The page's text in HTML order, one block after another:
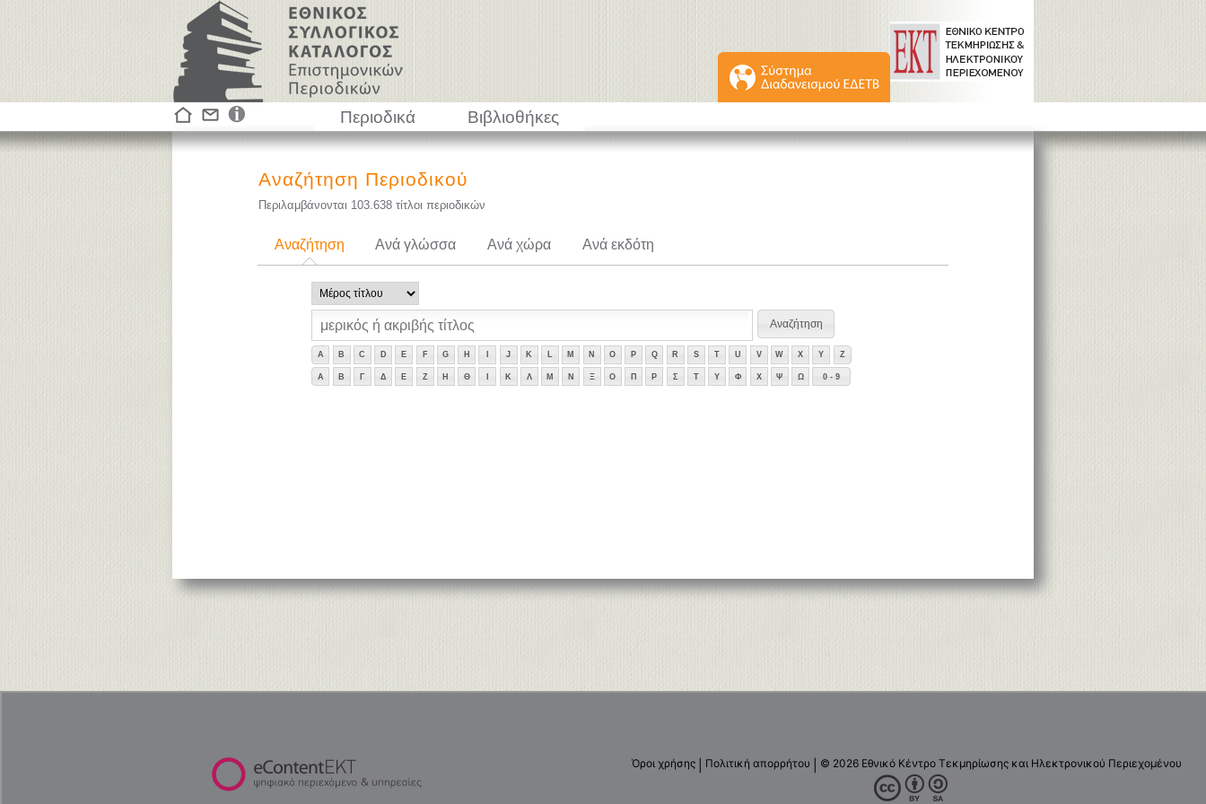
Περιοδικά Βιβλιοθήκες
Αναζήτηση Περιοδικού
Περιλαμβάνονται 103.638 τίτλοι περιοδικών
Αναζήτηση Ανά γλώσσα Ανά χώρα Ανά εκδότη
A B C D E F G H J K L M N O P Q R S T U V W X Y Z
Α Β Γ Δ Ε Ζ Η Θ Κ Λ Μ Ν Ξ Ο Π Ρ Σ Τ Υ Φ Χ Ψ Ω 0 - 9